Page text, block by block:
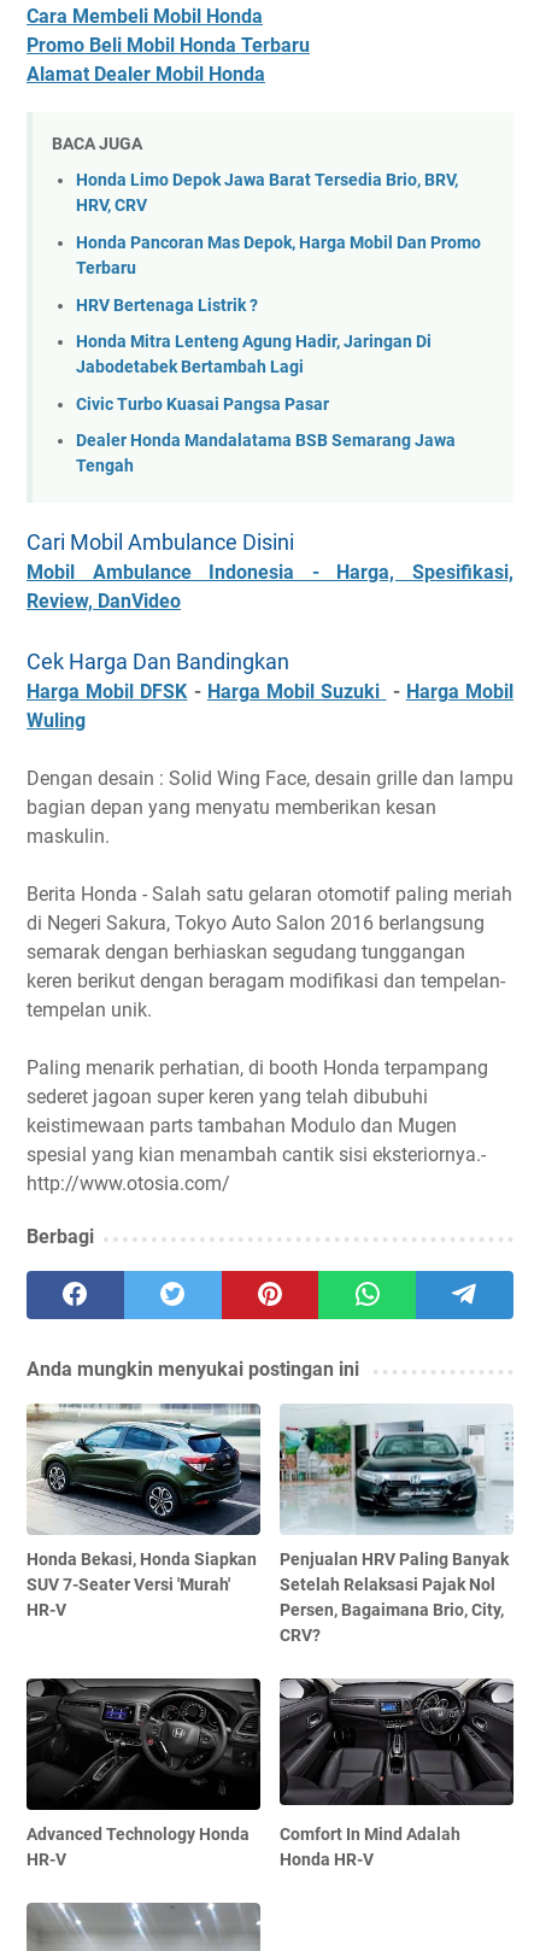
Cara Membeli Mobil Honda
Promo Beli Mobil Honda Terbaru
Alamat Dealer Mobil Honda
BACA JUGA
Honda Limo Depok Jawa Barat Tersedia Brio, BRV,
HRV, CRV
Honda Pancoran Mas Depok, Harga Mobil Dan Promo
Terbaru
HRV Bertenaga Listrik ?
Honda Mitra Lenteng Agung Hadir, Jaringan Di
Jabodetabek Bertambah Lagi
Civic Turbo Kuasai Pangsa Pasar
Dealer Honda Mandalatama BSB Semarang Jawa
Tengah
Cari Mobil Ambulance Disini
Mobil Ambulance Indonesia - Harga, Spesifikasi,
Review, DanVideo
Cek Harga Dan Bandingkan
Harga Mobil DFSK - Harga Mobil Suzuki - Harga Mobil
Wuling
Dengan desain : Solid Wing Face, desain grille dan lampu
bagian depan yang menyatu memberikan kesan
maskulin.
Berita Honda - Salah satu gelaran otomotif paling meriah
di Negeri Sakura, Tokyo Auto Salon 2016 berlangsung
semarak dengan berhiaskan segudang tunggangan
keren berikut dengan beragam modifikasi dan tempelan-
tempelan unik.
Paling menarik perhatian, di booth Honda terpampang
sederet jagoan super keren yang telah dibubuhi
keistimewaan parts tambahan Modulo dan Mugen
spesial yang kian menambah cantik sisi eksteriornya.-
http://www.otosia.com/
Berbagi
Anda mungkin menyukai postingan ini
Honda Bekasi, Honda Siapkan
SUV 7-Seater Versi 'Murah'
HR-V
Penjualan HRV Paling Banyak
Setelah Relaksasi Pajak Nol
Persen, Bagaimana Brio, City,
CRV?
Advanced Technology Honda
HR-V
Comfort In Mind Adalah
Honda HR-V